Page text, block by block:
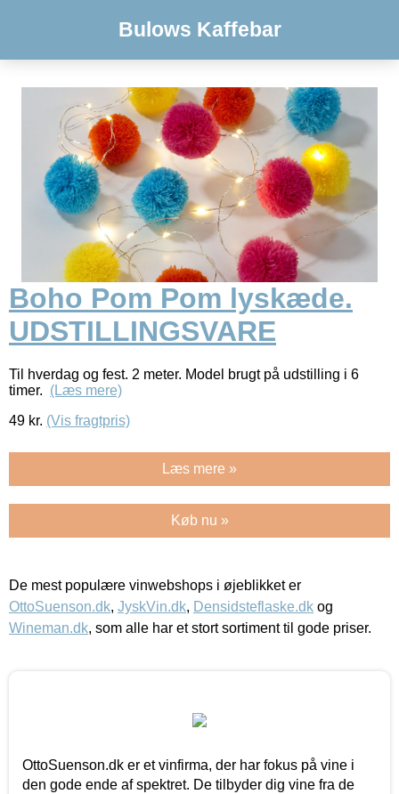
Bulows Kaffebar
Boho Pom Pom lyskæde.
UDSTILLINGSVARE
Til hverdag og fest. 2 meter. Model brugt på udstilling i 6
timer. (Læs mere)
49 kr. (Vis fragtpris)
Læs mere »
Køb nu »
De mest populære vinwebshops i øjeblikket er
OttoSuenson.dk, JyskVin.dk, Densidsteflaske.dk og
Wineman.dk, som alle har et stort sortiment til gode priser.
OttoSuenson.dk er et vinfirma, der har fokus på vine i
den gode ende af spektret. De tilbyder dig vine fra de